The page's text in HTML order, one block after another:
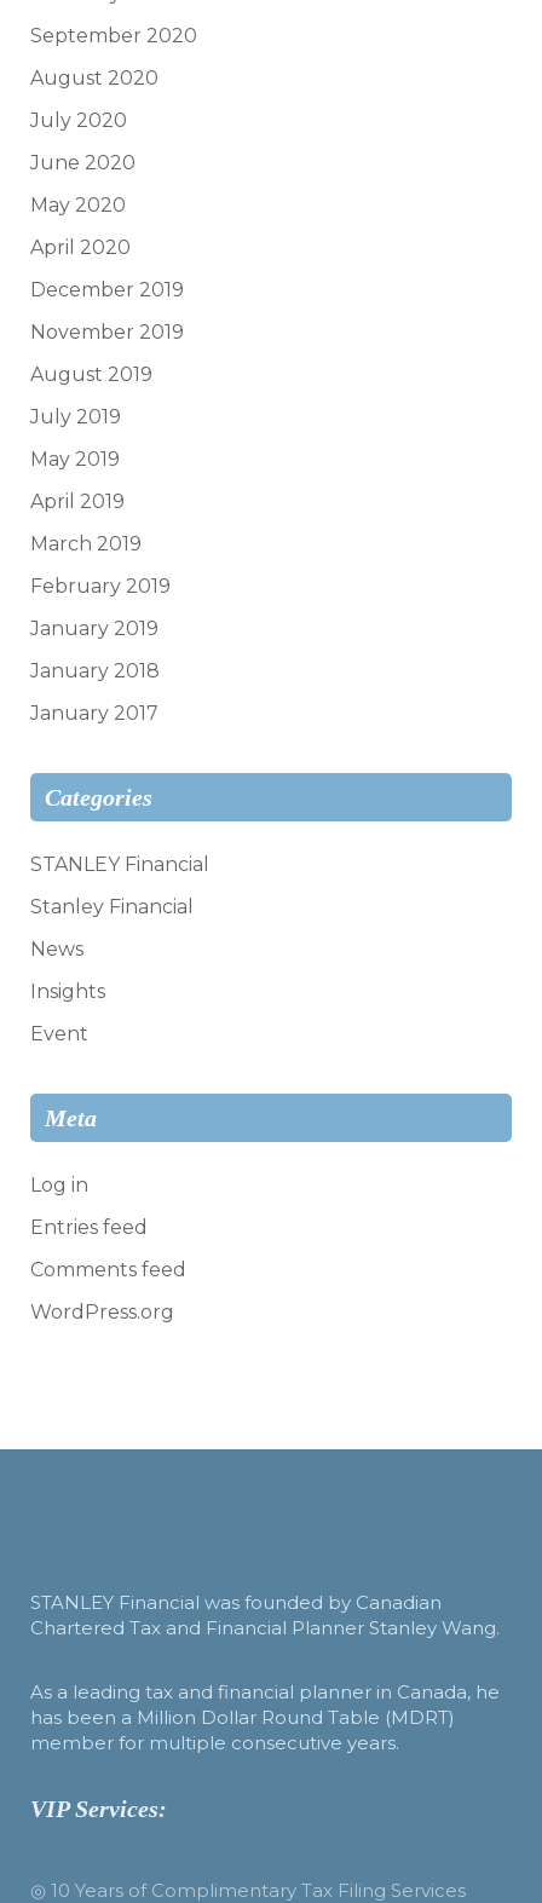
September 2020
August 2020
July 2020
June 2020
May 2020
April 2020
December 2019
November 2019
August 2019
July 2019
May 2019
April 2019
March 2019
February 2019
January 2019
January 2018
January 2017
Categories
STANLEY Financial
Stanley Financial
News
Insights
Event
Meta
Log in
Entries feed
Comments feed
WordPress.org
STANLEY Financial was founded by Canadian
Chartered Tax and Financial Planner Stanley Wang.
As a leading tax and financial planner in Canada, he
has been a Million Dollar Round Table (MDRT)
member for multiple consecutive years.
VIP Services:
◎ 10 Years of Complimentary Tax Filing Services